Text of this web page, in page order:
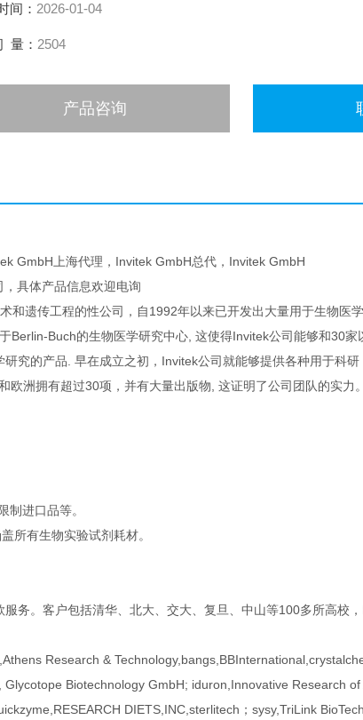
间： 2026-01-04
量： 2504
产品咨询
GmbH上海代理，Invitek GmbH总代，Invitek GmbH
具体产品信息欢迎电询
和遗传工程的性公司，自1992年以来已开发出大量用于生物医
Berlin-Buch的生物医学研究中心, 这使得Invitek公司能够和30家
究的产品. 早在成立之初，Invitek公司就能够提供各种用于科
洲拥有超过30项，并有大量出版物, 这证明了公司团队的实力。
制进口品等。
所有生物实验试剂耗材。
务。客户包括清华、北大、交大、复旦、中山等100多所高校
Research &
Biotechnology GmbH; iduron,Innovative Research
DIETS,INC,sterlitech；sysy,TriLink